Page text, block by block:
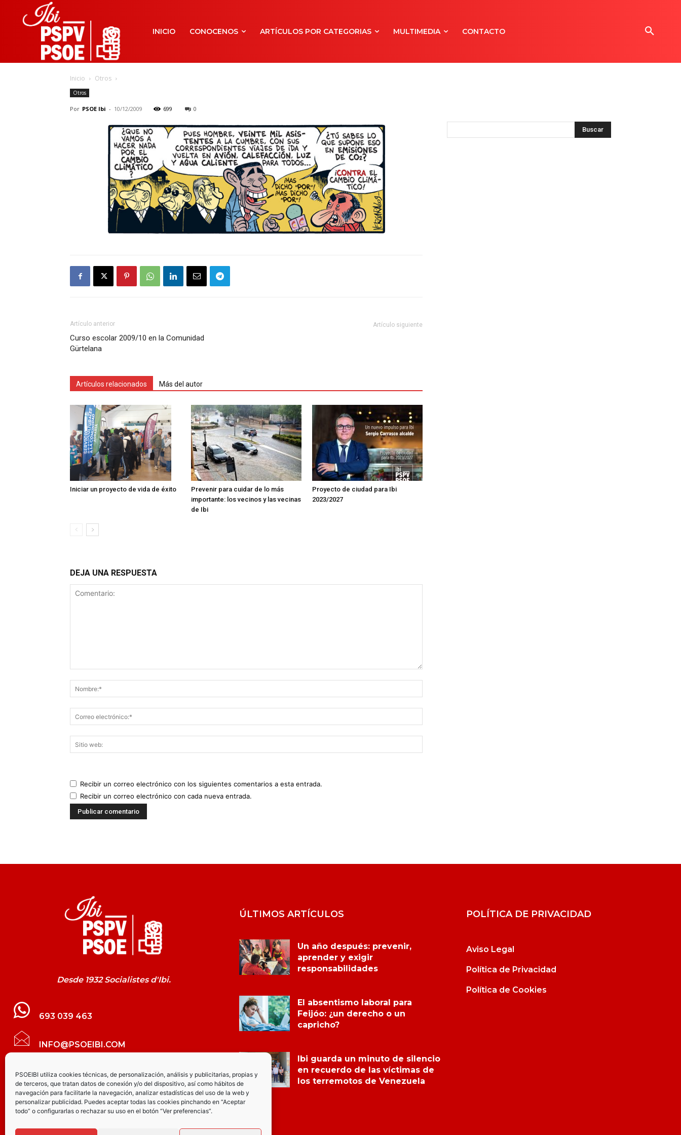
PSOEIBI utiliza cookies técnicas, de personalización, análisis y publicitarias, propias y
de terceros, que tratan datos de conexión y/o del dispositivo, así como hábitos de
navegación para facilitarle la navegación, analizar estadísticas del uso de la web y
personalizar publicidad. Puedes aceptar todas las cookies pinchando en “Aceptar
todo” o configurarlas o rechazar su uso en el botón “Ver preferencias”.
INICIO CONOCENOS ARTÍCULOS POR CATEGORIAS MULTIMEDIA CONTACTO
Inicio Otros
Otros
Por PSOE Ibi - 10/12/2009 699 0
Artículo anterior
Curso escolar 2009/10 en la Comunidad
Gürtelana
Artículo siguiente
Artículos relacionados Más del autor
Iniciar un proyecto de vida de éxito
Prevenir para cuidar de lo más
importante: los vecinos y las vecinas
de Ibi
Proyecto de ciudad para Ibi
2023/2027
DEJA UNA RESPUESTA
Recibir un correo electrónico con los siguientes comentarios a esta entrada.
Recibir un correo electrónico con cada nueva entrada.
Desde 1932 Socialistes d'Ibi.
693 039 463
INFO@PSOEIBI.COM
GRUPO MUNICIPAL SOCIALISTA DE IBI C/
LES ERES, 48 – 3º - DESPACHO PSOE
PARTIDO SOCIALISTA DE IBI AV.
ÚLTIMOS ARTÍCULOS
Un año después: prevenir,
aprender y exigir
responsabilidades
El absentismo laboral para
Feijóo: ¿un derecho o un
capricho?
Ibi guarda un minuto de silencio
en recuerdo de las víctimas de
los terremotos de Venezuela
POLÍTICA DE PRIVACIDAD
Aviso Legal
Política de Privacidad
Política de Cookies